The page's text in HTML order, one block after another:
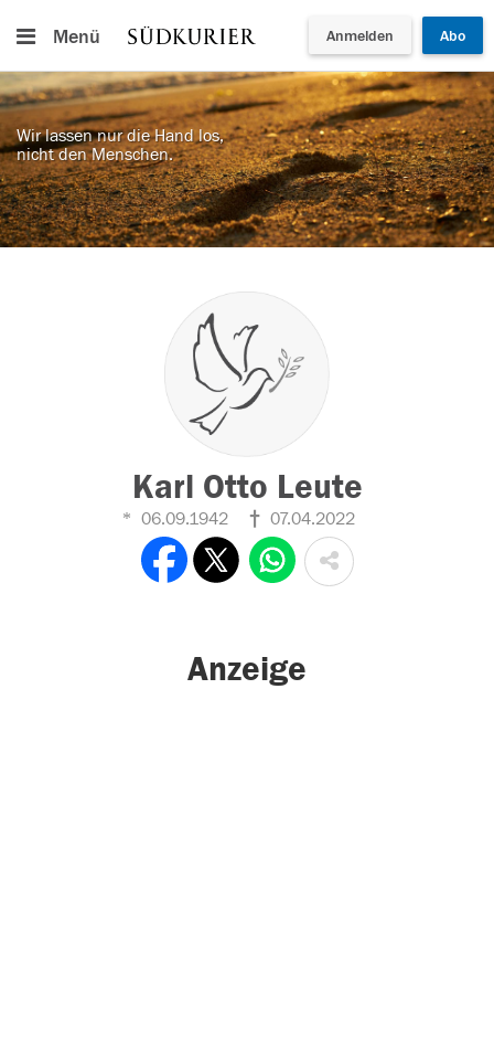
Menü Anmelden Abo
Wir lassen nur die Hand los,
nicht den Menschen.
Karl Otto Leute
06.09.1942 07.04.2022
Anzeige